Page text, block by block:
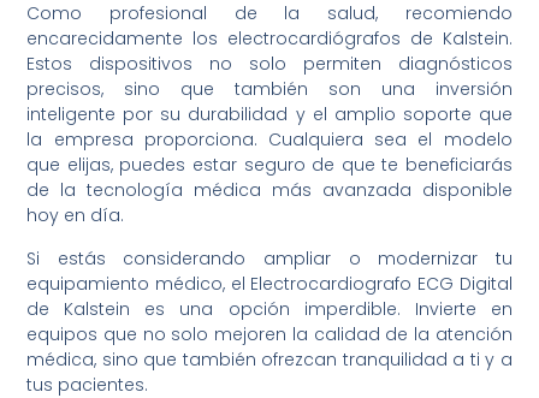
Como profesional de la salud, recomiendo
encarecidamente los electrocardiógrafos de Kalstein.
Estos dispositivos no solo permiten diagnósticos
precisos, sino que también son una inversión
inteligente por su durabilidad y el amplio soporte que
la empresa proporciona. Cualquiera sea el modelo
que elijas, puedes estar seguro de que te beneficiarás
de la tecnología médica más avanzada disponible
hoy en día.
Si estás considerando ampliar o modernizar tu
equipamiento médico, el Electrocardiografo ECG Digital
de Kalstein es una opción imperdible. Invierte en
equipos que no solo mejoren la calidad de la atención
médica, sino que también ofrezcan tranquilidad a ti y a
tus pacientes.